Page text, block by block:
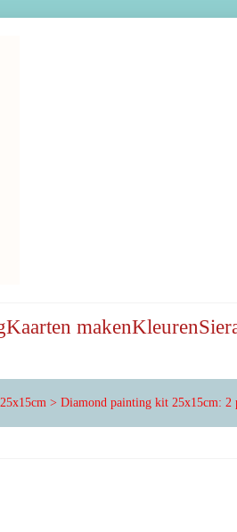
Kaarten makenKleuren
> Diamond painting kit 25x15cm: 2